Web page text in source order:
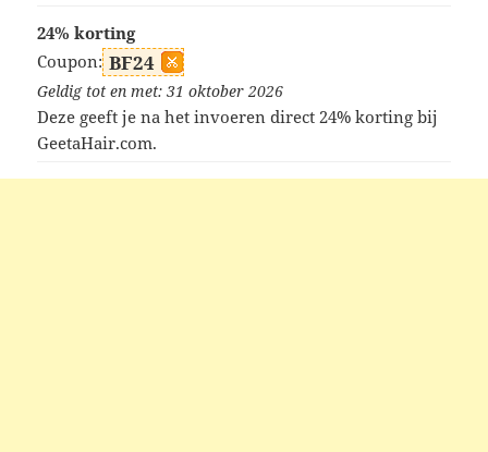
24% korting
Coupon: BF24
Geldig tot en met: 31 oktober 2026
Deze geeft je na het invoeren direct 24% korting bij
GeetaHair.com.